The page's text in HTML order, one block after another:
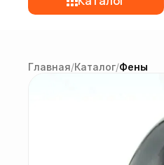
Главная/Каталог/Фены